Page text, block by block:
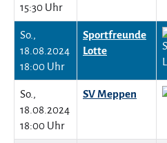
15:30 Uhr
So.,
18.08.2024
18:00 Uhr
Sportfreunde
Lotte
So.,
18.08.2024
18:00 Uhr
SV Meppen